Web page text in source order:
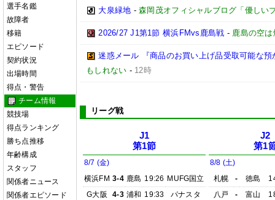
選手名鑑
故障者
移籍
エピソード
契約状況
出場時間
得点・警告
チーム情報
競技場
得点ランキング
勝ち点推移
年齢構成
スタッフ
関係者ニュース
関係者エピソード
大泉緑地 -森岡茂オフィシャルブログ「優しい
2026/27 J1第1節 横浜FMvs鹿島戦 - 鹿島の空
迷惑メール 『商品のお買い上げ品受取可能な
もしれない - 12時
リーグ戦
J1
第1節
8/7 (金)
横浜FM 3-4 鹿島 19:26 MUFG国立
G大阪
4-3 浦和 19:33
パナスタ
J2
第1
8/8 (土)
札幌
- 徳島
八戸
- 富山